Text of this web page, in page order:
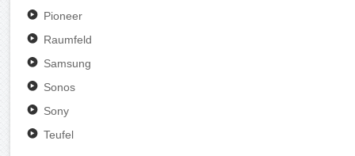
Pioneer
Raumfeld
Samsung
Sonos
Sony
Teufel